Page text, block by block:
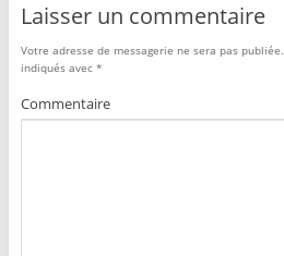
Laisser un commentaire
Votre adresse de messagerie ne sera pas publiée.
indiqués avec *
Commentaire